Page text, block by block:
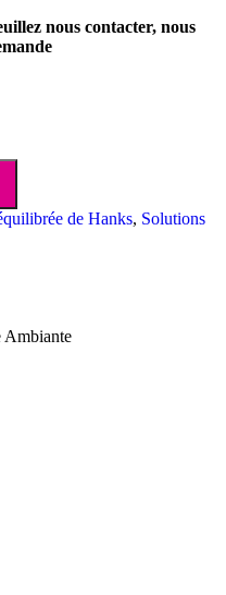
nous contacter, nous
de Hanks, Solutions
Ambiante